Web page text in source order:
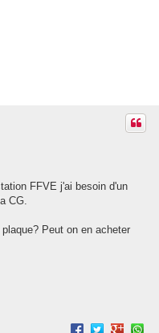
FFVE j'ai besoin d'un
CG.
Peut on en acheter